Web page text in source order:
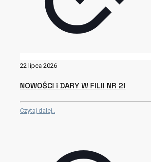
22 lipca 2026
NOWOŚCI i DARY W FILII NR 2!
Czytaj dalej..